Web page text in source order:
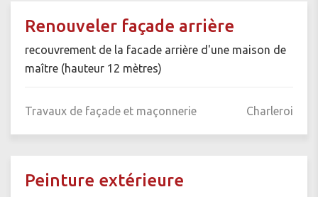
Renouveler façade arrière
recouvrement de la facade arrière d'une maison de
maître (hauteur 12 mètres)
Travaux de façade et maçonnerie Charleroi
Peinture extérieure